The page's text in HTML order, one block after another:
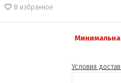
В избранное
Условия